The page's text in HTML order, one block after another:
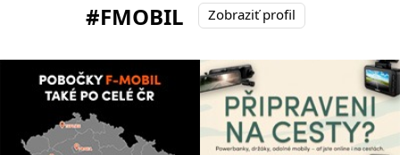
#FMOBIL
Zobraziť profil